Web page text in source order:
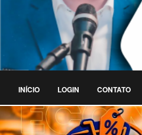
INÍCIO LOGIN CONTATO